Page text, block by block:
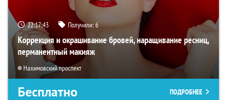
22:17:41 Получили:6
Коррекция и окрашивание бровей, наращивание ресниц,
перманентный макияж
Нахимовский проспект
Бесплатно ПОДРОБНЕЕ